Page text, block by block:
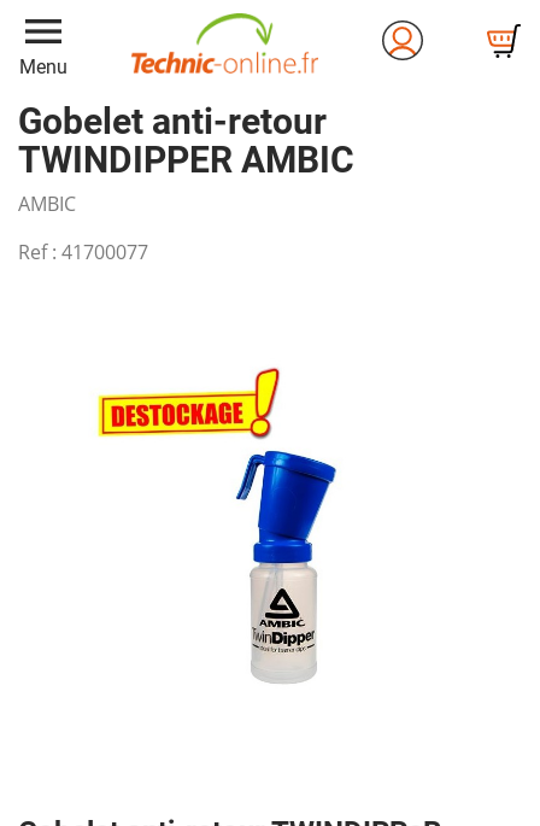
menu
Menu
Gobelet anti-retour
TWINDIPPER AMBIC
AMBIC
Ref : 41700077